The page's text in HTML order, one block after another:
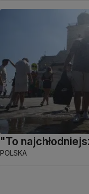
"To
POLSKA